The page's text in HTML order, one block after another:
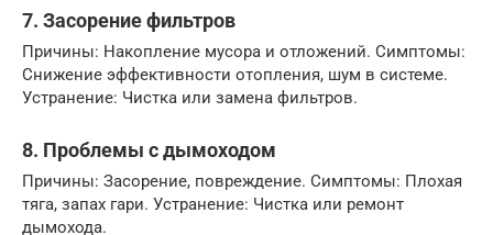
7. Засорение фильтров
Причины: Накопление мусора и отложений. Симптомы:
Снижение эффективности отопления, шум в системе.
Устранение: Чистка или замена фильтров.
8. Проблемы с дымоходом
Причины: Засорение, повреждение. Симптомы: Плохая
тяга, запах гари. Устранение: Чистка или ремонт
дымохода.